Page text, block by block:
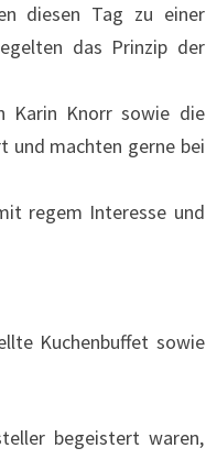
diesen Tag zu einer
das Prinzip der
Karin Knorr sowie die
und machten gerne bei
regem Interesse und
Kuchenbuffet sowie
begeistert waren,